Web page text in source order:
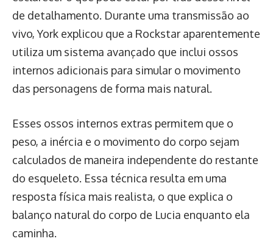
de detalhamento. Durante uma transmissão ao
vivo, York explicou que a Rockstar aparentemente
utiliza um sistema avançado que inclui ossos
internos adicionais para simular o movimento
das personagens de forma mais natural.
Esses ossos internos extras permitem que o
peso, a inércia e o movimento do corpo sejam
calculados de maneira independente do restante
do esqueleto. Essa técnica resulta em uma
resposta física mais realista, o que explica o
balanço natural do corpo de Lucia enquanto ela
caminha.